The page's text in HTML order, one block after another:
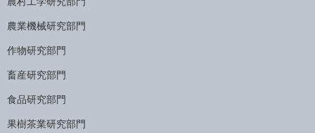
農業機械研究部門
作物研究部門
畜産研究部門
食品研究部門
果樹茶業研究部門